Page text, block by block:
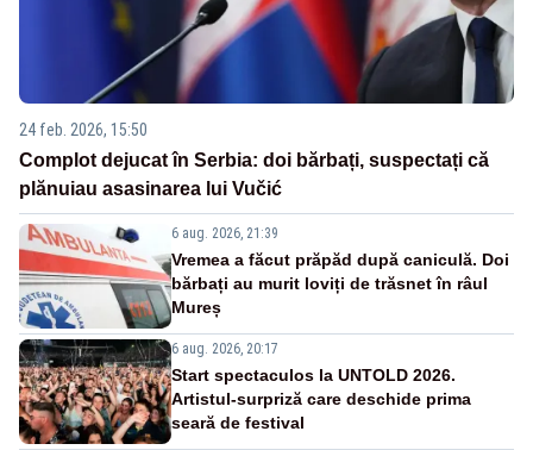
24 feb. 2026, 15:50
Complot dejucat în Serbia: doi bărbați, suspectați că
plănuiau asasinarea lui Vučić
6 aug. 2026, 21:39
Vremea a făcut prăpăd după caniculă. Doi
bărbați au murit loviți de trăsnet în râul
Mureș
6 aug. 2026, 20:17
Start spectaculos la UNTOLD 2026.
Artistul-surpriză care deschide prima
seară de festival